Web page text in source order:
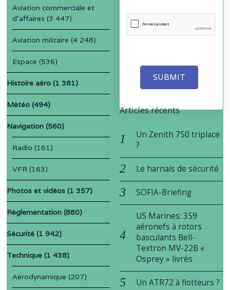
SUBMIT
Aviation commerciale et
d'affaires (3 447)
Aviation militaire (4 248)
Espace (536)
Histoire aéro (1 381)
Météo (494)
Navigation (560)
Radio (161)
VFR (163)
Photos et vidéos (1 357)
Réglementation (880)
Sécurité (1 942)
Technique (1 438)
Aérodynamique (207)
Articles récents
Un Zenith 750 triplace
?
Le harnais de sécurité
SOFIA-Briefing
US Marines: 359
aéronefs à rotors
basculants Bell-
Textron MV-22B «
Osprey » livrés
Un ATR72 à flotteurs ?